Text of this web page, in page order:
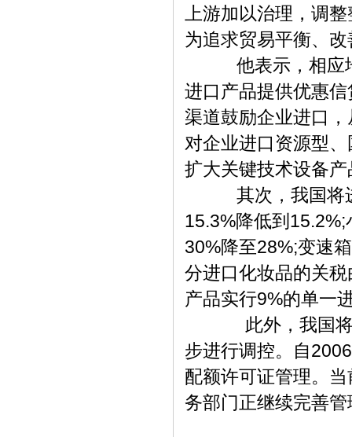
上游加以治理，调
为追求贸易平衡、改
他表示，相应地
进口产品提供优惠
渠道鼓励企业进口
对企业进口资源型
扩大关键技术设备
其次，我国将进
15.3%降低到
30%降至28%;变速
分进口化妆品的关
产品实行9%的单一
此外，我国将对
步进行调控。自
配额许可证管理。
务部门正继续完善